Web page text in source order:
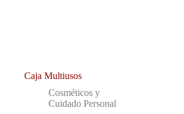
Caja Multiusos
Cosméticos y
Cuidado Personal